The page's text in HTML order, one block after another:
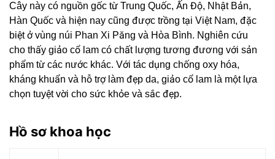
Cây này có nguồn gốc từ Trung Quốc, Ấn Độ, Nhật Bản,
Hàn Quốc và hiện nay cũng được trồng tại Việt Nam, đặc
biệt ở vùng núi Phan Xi Păng và Hòa Bình. Nghiên cứu
cho thấy giảo cổ lam có chất lượng tương đương với sản
phẩm từ các nước khác. Với tác dụng chống oxy hóa,
kháng khuẩn và hỗ trợ làm đẹp da, giảo cổ lam là một lựa
chọn tuyệt vời cho sức khỏe và sắc đẹp.
Hồ sơ khoa học